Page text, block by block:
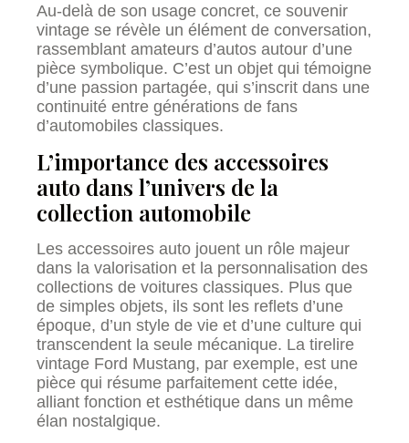
Au-delà de son usage concret, ce souvenir
vintage se révèle un élément de conversation,
rassemblant amateurs d’autos autour d’une
pièce symbolique. C’est un objet qui témoigne
d’une passion partagée, qui s’inscrit dans une
continuité entre générations de fans
d’automobiles classiques.
L’importance des accessoires
auto dans l’univers de la
collection automobile
Les accessoires auto jouent un rôle majeur
dans la valorisation et la personnalisation des
collections de voitures classiques. Plus que
de simples objets, ils sont les reflets d’une
époque, d’un style de vie et d’une culture qui
transcendent la seule mécanique. La tirelire
vintage Ford Mustang, par exemple, est une
pièce qui résume parfaitement cette idée,
alliant fonction et esthétique dans un même
élan nostalgique.